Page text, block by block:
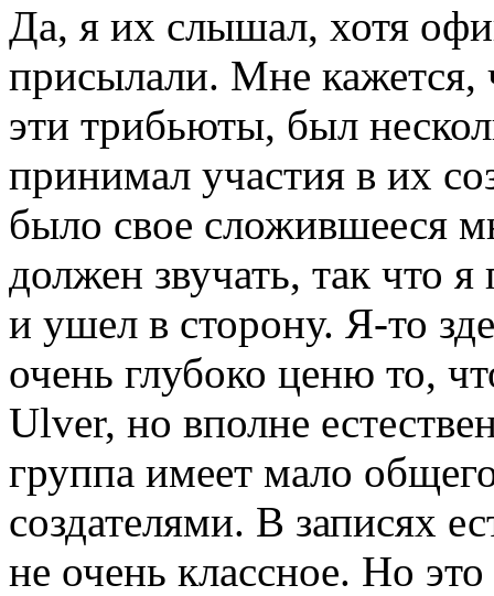
Да, я их слышал, хотя
присылали. Мне кажется,
эти трибьюты, был
принимал участия в их
было свое сложившееся
должен звучать, так что я
и ушел в сторону. Я-то
очень глубоко ценю то,
Ulver, но вполне
группа имеет мало
создателями. В записях
не очень классное. Но